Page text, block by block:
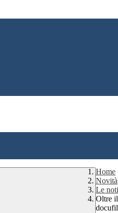
Home
Novità
Le
Oltre